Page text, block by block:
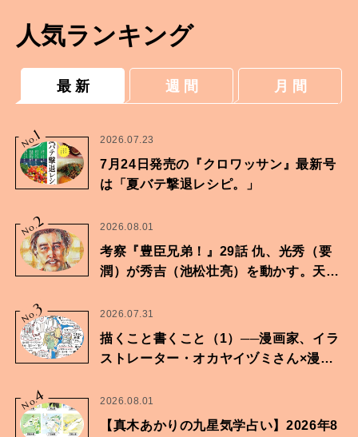
人気ランキング
最 新 週 間 月 間
No.
1 2026.07.23
7月24日発売の『クロワッサン』最新号
は「夏バテ撃退レシピ。」
No.2 2026.08.01
考察『豊臣兄弟！』29話 仇、光秀（要
潤）が秀吉（池松壮亮）を動かす。天下
No.
3 2026.07.31
描くこと書くこと（1）──漫画家、イラ
ストレーター・オカヤイヅミさん×漫画
No.
4 2026.08.01
【真木あかりの九星気学占い】2026年8